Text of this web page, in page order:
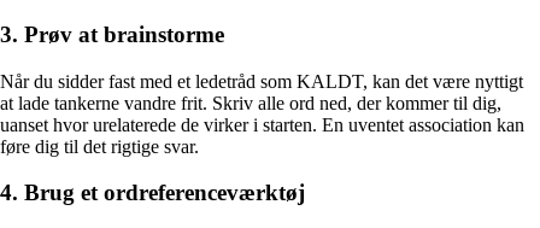
3. Prøv at brainstorme
Når du sidder fast med et ledetråd som KALDT, kan det være nyttigt
at lade tankerne vandre frit. Skriv alle ord ned, der kommer til dig,
uanset hvor urelaterede de virker i starten. En uventet association kan
føre dig til det rigtige svar.
4. Brug et ordreferenceværktøj